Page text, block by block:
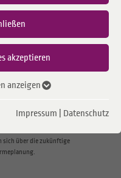
akzeptieren
anzeigen
Impressum Datenschutz
ihrer gemeinsamen Versorgungs-
in Nordrhein-Westfalen
Bürgermeisterin Mechtild
sich über die zukünftige